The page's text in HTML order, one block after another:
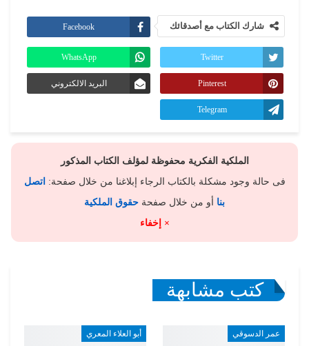
شارك الكتاب مع أصدقائك Facebook
Twitter
WhatsApp
Pinterest البريد الالكتروني
Telegram
الملكية الفكرية محفوظة لمؤلف الكتاب المذكور
فى حالة وجود مشكلة بالكتاب الرجاء إبلاغنا من خلال صفحة: اتصل
بنا أو من خلال صفحة حقوق الملكية
× إخفاء
كتب مشابهة
عمر الدسوقي أبو العلاء المعري